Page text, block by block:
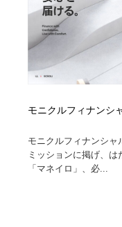
モニクルフィナンシ
モニクルフィナンシャ
ミッションに掲げ、
「マネイロ」、必...